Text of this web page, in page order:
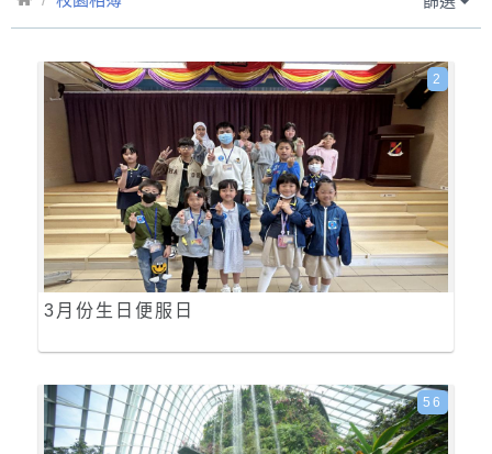
3月份生日便服日
2
56